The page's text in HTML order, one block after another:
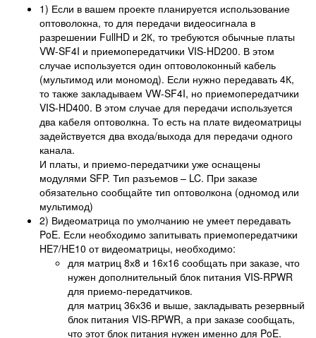
1) Если в вашем проекте планируется использование
оптоволокна, то для передачи видеосигнала в
разрешении FullHD и 2К, то требуются обычные платы
VW-SF4I и приемопередатчики VIS-HD200. В этом
случае используется один оптоволоконный кабель
(мультимод или мономод). Если нужно передавать 4К,
то также закладываем VW-SF4I, но приемопередатчики
VIS-HD400. В этом случае для передачи используется
два кабеля оптоволкна. То есть на плате видеоматрицы
задействуется два входа/выхода для передачи одного
канала.
И платы, и приемо-передатчики уже оснащены
модулями SFP. Тип разъемов – LC. При заказе
обязательно сообщайте тип оптоволкона (одномод или
мультимод)
2) Видеоматрица по умолчанию не умеет передавать
PoE. Если необходимо запитывать приемопередатчики
HE7/HE10 от видеоматрицы, необходимо:
для матриц 8х8 и 16х16 сообщать при заказе, что
нужен дополнительный блок питания VIS-RPWR
для приемо-передатчиков.
для матриц 36х36 и выше, закладывать резервный
блок питания VIS-RPWR, а при заказе сообщать,
что этот блок питания нужен именно для PoE.